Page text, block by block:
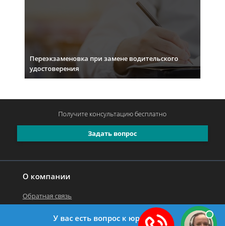
Переэкзаменовка при замене водительского
удостоверения
О компании
Обратная связь
Задать вопрос
Получите консультациюбесплатно
У вас есть вопрос к юристу?